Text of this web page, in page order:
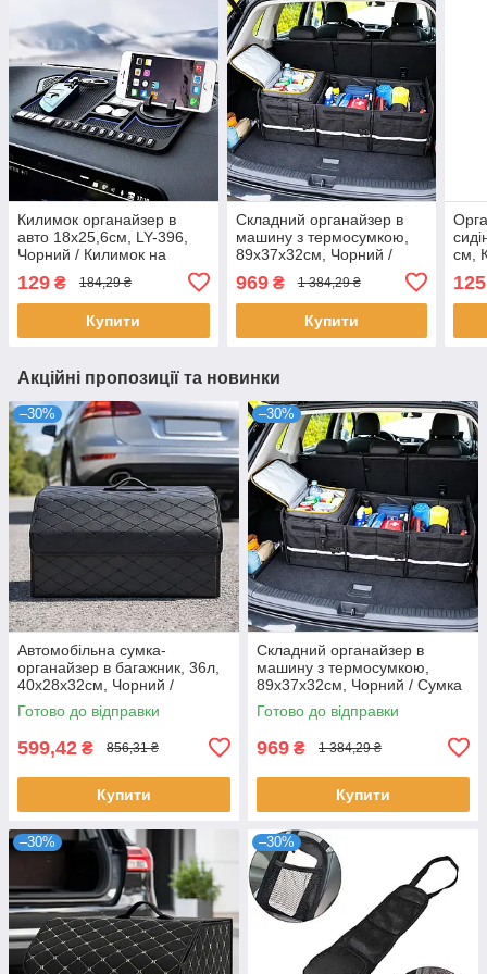
Килимок органайзер в
авто 18х25,6см, LY-396,
Чорний / Килимок на
телефону в машину
129 ₴ 184,29 ₴
Купити
Складний органайзер в
машину з термосумкою,
89х37х32см, Чорний /
багажник авто /
Автомобільний
органайзер
969₴ 1 384,29 ₴
Купити
см,
125
Акційні пропозиції та новинки
–30%
Автомобільна сумка-
органайзер в багажник, 36л,
40х28х32см, Чорний /
Саквояж в автомобіль /
Автомобільний органайзер
Готово до відправки
599,42 ₴ 856,31 ₴
Купити
–30%
Складний органайзер в
машину з термосумкою,
89х37х32см, Чорний / Сумка
органайзер в багажник авто /
Автомобільний органайзер
Готово до відправки
969 ₴ 1 384,29 ₴
Купити
–30% –30%